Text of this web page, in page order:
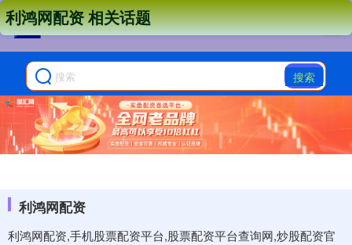
搜索
利鸿网配资
利鸿网配资,手机股票配资平台,股票配资平台查询网,炒股配资官
利鸿网配资 相关话题